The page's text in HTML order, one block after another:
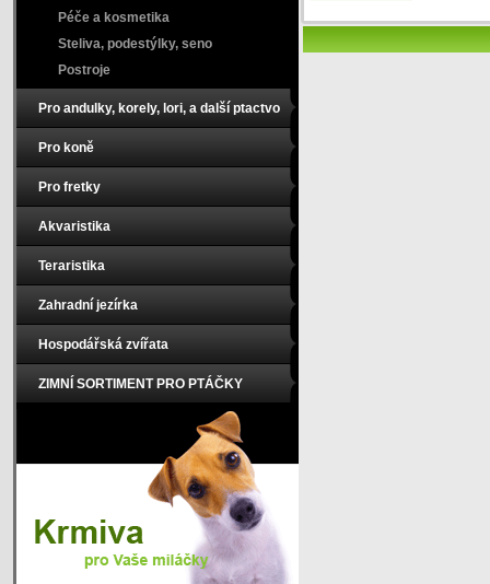
Péče a kosmetika
Steliva, podestýlky, seno
Postroje
Pro andulky, korely, lori, a další ptactvo
Pro koně
Pro fretky
Akvaristika
Teraristika
Zahradní jezírka
Hospodářská zvířata
ZIMNÍ SORTIMENT PRO PTÁČKY